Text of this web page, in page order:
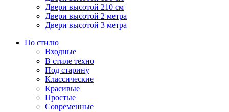
Двери высотой 210 см
Двери высотой 2 метра
Двери высотой 3 метра
По стилю
Входные
В стиле техно
Под старину
Классические
Красивые
Простые
Современные